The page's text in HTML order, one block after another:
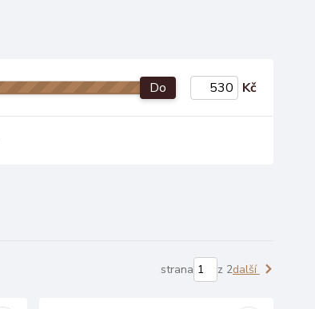
Do Kč
strana z 2další